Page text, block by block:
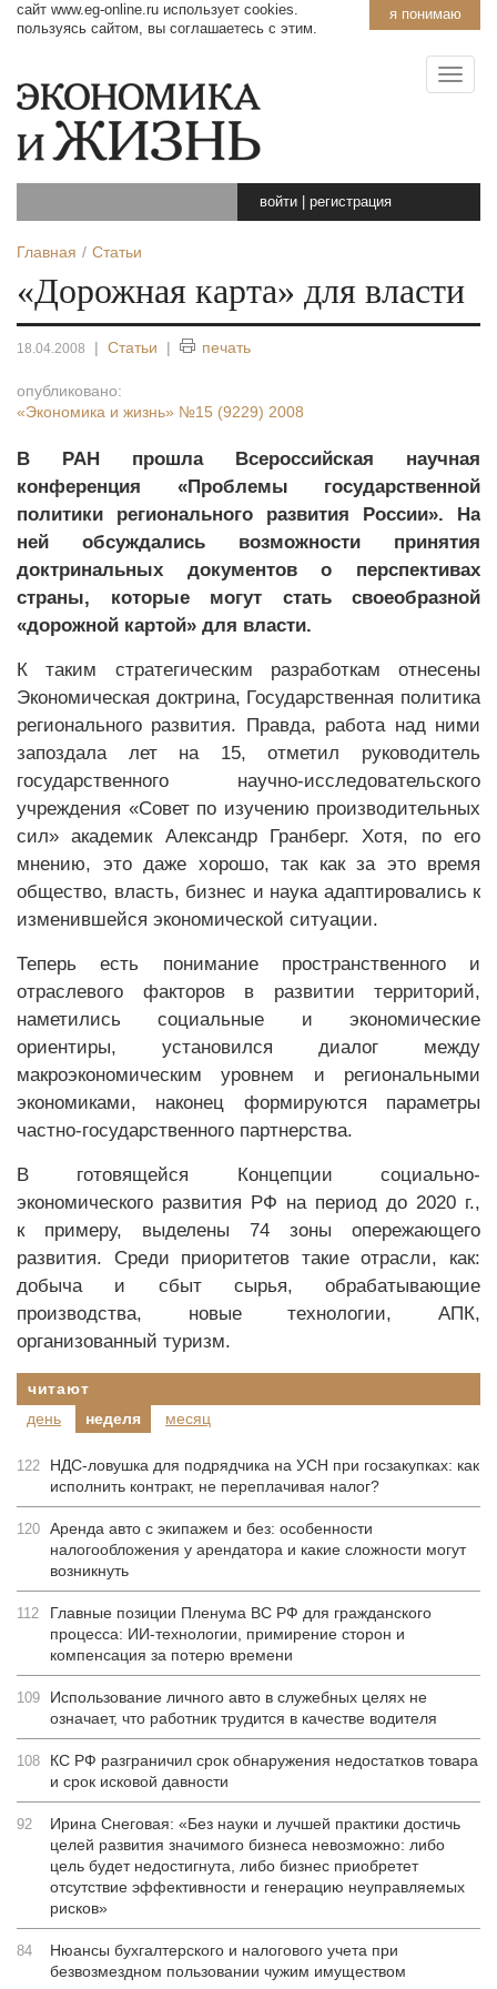
я понимаю
сайт www.eg-online.ru использует cookies.
пользуясь сайтом, вы соглашаетесь с этим.
войти регистрация
Главная Статьи
«Дорожная карта» для власти
18.04.2008 | Статьи | печать
опубликовано:
«Экономика и жизнь» №15 (9229) 2008
В РАН прошла Всероссийская научная
конференция «Проблемы государственной
политики регионального развития России». На
ней обсуждались возможности принятия
доктринальных документов о перспективах
страны, которые могут стать своеобразной
«дорожной картой» для власти.
К таким стратегическим разработкам отнесены
Экономическая доктрина, Государственная политика
регионального развития. Правда, работа над ними
запоздала лет на 15, отметил руководитель
государственного научно-исследовательского
учреждения «Совет по изучению производительных
сил» академик Александр Гранберг. Хотя, по его
мнению, это даже хорошо, так как за это время
общество, власть, бизнес и наука адаптировались к
изменившейся экономической ситуации.
Теперь есть понимание пространственного и
отраслевого факторов в развитии территорий,
наметились социальные и экономические
ориентиры, установился диалог между
макроэкономическим уровнем и региональными
экономиками, наконец формируются параметры
частно-государственного партнерства.
В готовящейся Концепции социально-
экономического развития РФ на период до 2020 г.,
к примеру, выделены 74 зоны опережающего
развития. Среди приоритетов такие отрасли, как:
добыча и сбыт сырья, обрабатывающие
производства, новые технологии, АПК,
организованный туризм.
читают
день
неделя месяц
122
НДС-ловушка для подрядчика на УСН при госзакупках: как
исполнить контракт, не переплачивая налог?
120 Аренда авто с экипажем и без: особенности
налогообложения у арендатора и какие сложности могут
возникнуть
112
Главные позиции Пленума ВС РФ для гражданского
процесса: ИИ-технологии, примирение сторон и
компенсация за потерю времени
109
Использование личного авто в служебных целях не
означает, что работник трудится в качестве водителя
108
КС РФ разграничил срок обнаружения недостатков товара
и срок исковой давности
92
Ирина Снеговая: «Без науки и лучшей практики достичь
целей развития значимого бизнеса невозможно: либо
цель будет недостигнута, либо бизнес приобретет
отсутствие эффективности и генерацию неуправляемых
рисков»
84
Нюансы бухгалтерского и налогового учета при
безвозмездном пользовании чужим имуществом